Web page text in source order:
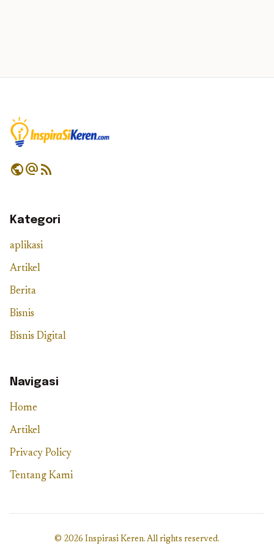
publicalternate_emailrss_feed
Kategori
aplikasi
Artikel
Berita
Bisnis
Bisnis Digital
Navigasi
Home
Artikel
Privacy Policy
Tentang Kami
© 2026 Inspirasi Keren. All rights reserved.